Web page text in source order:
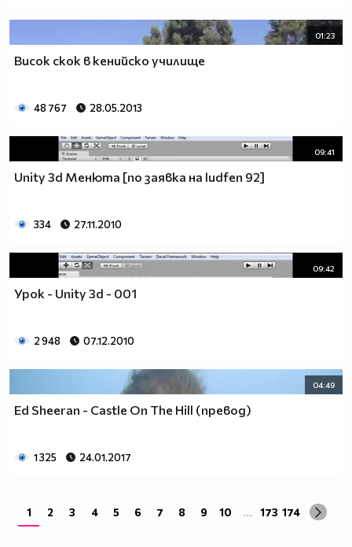
01:23
Висок скок в кенийско училище
48 767 28.05.2013
09:41
Unity 3d Менюта [по заявка на ludfen 92]
334 27.11.2010
09:42
Урок - Unity 3d - 001
2 948 07.12.2010
04:49
Ed Sheeran - Castle On The Hill (превод)
1 325 24.01.2017
1 2 3 4 5 6 7 8 9 10 ... 173 174